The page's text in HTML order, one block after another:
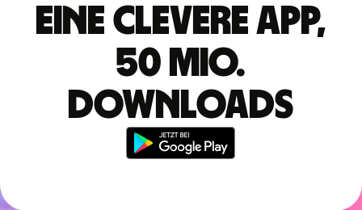
Eine clevere App,
50 Mio.
Downloads